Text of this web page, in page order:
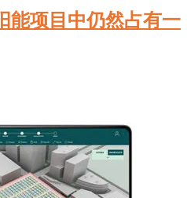
能项目中仍然占有一